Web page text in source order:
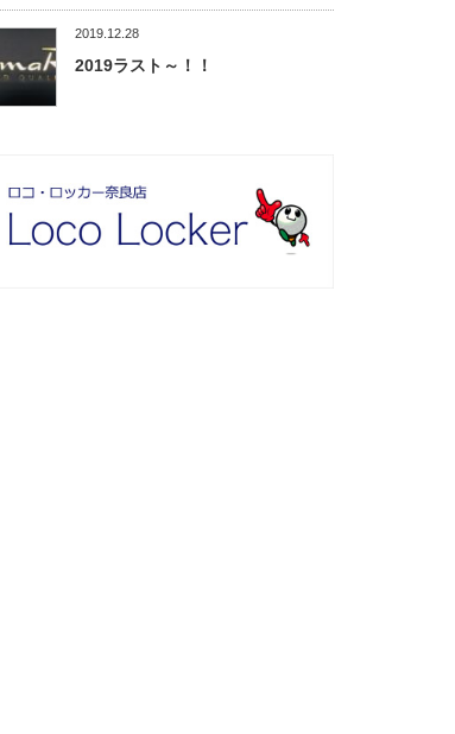
2019.12.28
2019ラスト～！！